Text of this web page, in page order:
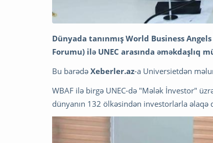
Dünyada tanınmış World Business
Forumu) ilə UNEC arasında əməkdaşlıq
Bu barədə Xeberler.az-a Universietdən
WBAF ilə birgə UNEC-də "Mələk İnvestor"
dünyanın 132 ölkəsindən investorlarla